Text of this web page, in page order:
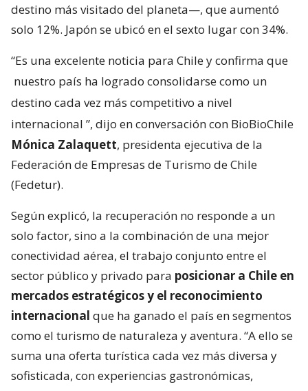
destino más visitado del planeta—, que aumentó
solo 12%. Japón se ubicó en el sexto lugar con 34%.
“Es una excelente noticia para Chile y confirma que
nuestro país ha logrado consolidarse como un
destino cada vez más competitivo a nivel
internacional ”, dijo en conversación con BioBioChile
Mónica Zalaquett, presidenta ejecutiva de la
Federación de Empresas de Turismo de Chile
(Fedetur).
Según explicó, la recuperación no responde a un
solo factor, sino a la combinación de una mejor
conectividad aérea, el trabajo conjunto entre el
sector público y privado para posicionar a Chile en
mercados estratégicos y el reconocimiento
internacional que ha ganado el país en segmentos
como el turismo de naturaleza y aventura. “A ello se
suma una oferta turística cada vez más diversa y
sofisticada, con experiencias gastronómicas,